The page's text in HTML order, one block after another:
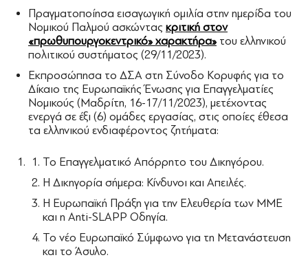
Πραγματοποίησα εισαγωγική ομιλία στην ημερίδα του
Νομικού Παλμού ασκώντας κριτική στον
«πρωθυπουργοκεντρικό» χαρακτήρα»του ελληνικού
πολιτικού συστήματος (29/11/2023).
Εκπροσώπησα το ΔΣΑ στη Σύνοδο Κορυφής για το
Δίκαιο της Ευρωπαϊκής Ένωσης για Επαγγελματίες
Νομικούς (Μαδρίτη, 16-17/11/2023), μετέχοντας
ενεργά σε έξι (6) ομάδες εργασίας, στις οποίες έθεσα
τα ελληνικού ενδιαφέροντος ζητήματα:
Το Επαγγελματικό Απόρρητο του Δικηγόρου.
Η Δικηγορία σήμερα: Κίνδυνοι και Απειλές.
Η Ευρωπαϊκή Πράξη για την Ελευθερία των ΜΜΕ
και η Anti-SLAPP Οδηγία.
Το νέο Ευρωπαϊκό Σύμφωνο για τη Μετανάστευση
και το Άσυλο.